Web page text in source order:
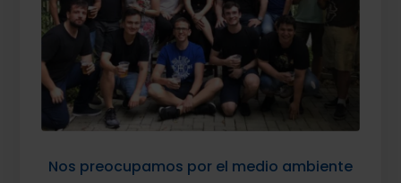
Nos preocupamos por el medio ambiente